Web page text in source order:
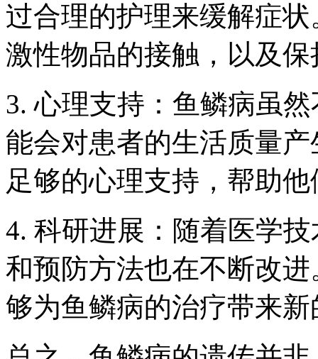
过合理的护理来缓解症
激性物品的接触，以及
3. 心理支持：鱼鳞病虽
能会对患者的生活质量
足够的心理支持，帮助
4. 科研进展：随着医学
和预防方法也在不断改
够为鱼鳞病的治疗带来